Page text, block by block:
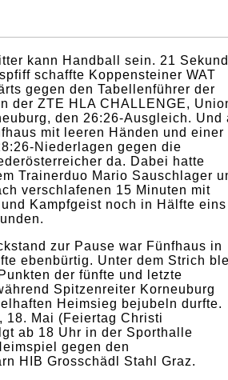
kann Handball sein. 21
schaffte Koppensteiner WAT
gegen den Tabellenführer der
der ZTE HLA CHALLENGE,
den 26:26-Ausgleich. Und
mit leeren Händen und einer
Niederlagen gegen die
da. Dabei hatte
Trainerduo Mario Sauschlager
verschlafenen 15 Minuten mit
Kampfgeist noch in Hälfte
zur Pause war Fünfhaus in
ebenbürtig. Unter dem Strich
der fünfte und letzte
Spitzenreiter Korneuburg
Heimsieg bejubeln durfte.
18. Mai (Feiertag Christi
ab 18 Uhr in der Sporthalle
gegen den
HIB Grosschädl Stahl Graz.